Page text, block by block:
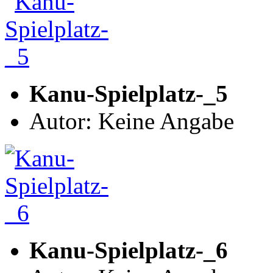
Kanu-Spielplatz-_5
Autor: Keine Angabe
Kanu-Spielplatz-_6